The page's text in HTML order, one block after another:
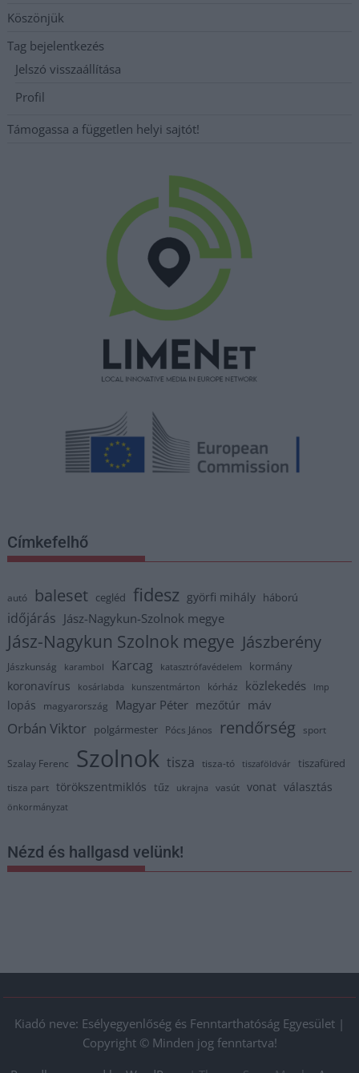
Köszönjük
Tag bejelentkezés
Jelszó visszaállítása
Profil
Támogassa a független helyi sajtót!
Címkefelhő
autó baleset cegléd fidesz györfi mihály háború
időjárás Jász-Nagykun-Szolnok megye
Jász-Nagykun Szolnok megye Jászberény
Jászkunság karambol Karcag katasztrófavédelem kormány
koronavírus kosárlabda kunszentmárton kórház közlekedés lmp
lopás magyarország Magyar Péter mezőtúr máv
Orbán Viktor polgármester Pócs János rendőrség sport
Szalay Ferenc Szolnok tisza tisza-tó tiszaföldvár tiszafüred
tisza part törökszentmiklós tűz ukrajna vasút vonat választás
önkormányzat
Nézd és hallgasd velünk!
Kiadó neve: Esélyegyenlőség és Fenntarthatóság Egyesület |
Copyright © Minden jog fenntartva!